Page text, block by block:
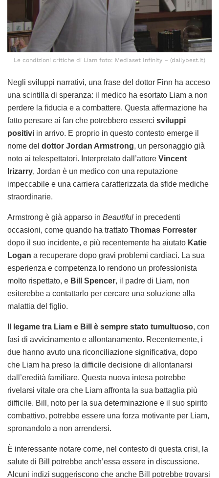
Le condizioni critiche di Liam foto: Mediaset Infinity – (dailybest.it)
Negli sviluppi narrativi, una frase del dottor Finn ha acceso
una scintilla di speranza: il medico ha esortato Liam a non
perdere la fiducia e a combattere. Questa affermazione ha
fatto pensare ai fan che potrebbero esserci sviluppi
positivi in arrivo. E proprio in questo contesto emerge il
nome del dottor Jordan Armstrong, un personaggio già
noto ai telespettatori. Interpretato dall’attore Vincent
Irizarry, Jordan è un medico con una reputazione
impeccabile e una carriera caratterizzata da sfide mediche
straordinarie.
Armstrong è già apparso in Beautiful in precedenti
occasioni, come quando ha trattato Thomas Forrester
dopo il suo incidente, e più recentemente ha aiutato Katie
Logan a recuperare dopo gravi problemi cardiaci. La sua
esperienza e competenza lo rendono un professionista
molto rispettato, e Bill Spencer, il padre di Liam, non
esiterebbe a contattarlo per cercare una soluzione alla
malattia del figlio.
Il legame tra Liam e Bill è sempre stato tumultuoso, con
fasi di avvicinamento e allontanamento. Recentemente, i
due hanno avuto una riconciliazione significativa, dopo
che Liam ha preso la difficile decisione di allontanarsi
dall’eredità familiare. Questa nuova intesa potrebbe
rivelarsi vitale ora che Liam affronta la sua battaglia più
difficile. Bill, noto per la sua determinazione e il suo spirito
combattivo, potrebbe essere una forza motivante per Liam,
spronandolo a non arrendersi.
È interessante notare come, nel contesto di questa crisi, la
salute di Bill potrebbe anch’essa essere in discussione.
Alcuni indizi suggeriscono che anche Bill potrebbe trovarsi